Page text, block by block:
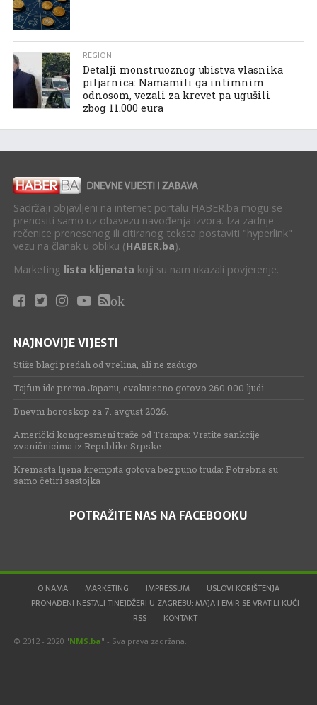
REGION
Detalji monstruoznog ubistva vlasnika
piljarnica: Namamili ga intimnim
odnosom, vezali za krevet pa ugušili
zbog 11.000 eura
Sadržaji objavljeni na internet portalu HABER.ba mogu se
prenositi samo uz obavezu navođenja izvora. Iza zadnje
rečenice prenesenog ili citiranog teksta postaviti "hyperlink"
vezu na članak u obliku (HABER.ba).
Marketing lista klijenata koji su nam ukazali povjerenje.
ok
NAJNOVIJE VIJESTI
Stiže blagi predah od vrelina, ali ne zadugo
Tajfun ide prema Japanu, evakuisano gotovo 260.000 ljudi
Dnevni horoskop za 7. avgust 2026.
Američki kongresmeni traže od Trampa: Vratite sankcije
zvaničnicima iz Republike Srpske
Kremasta lijena krempita gotova bez puno truda: Potrebna su
samo četiri sastojka
POTRAŽITE NAS NA FACEBOOKU
O NAMA MARKETING IMPRESSUM
USLOVI KORIŠTENJA
PRONAĐENI NESTALI TINEJDŽERI U ZAGREBU: MAJA I EMIR SE VRATILI KUĆI
RSS
KONTAKT
© 2012 - 2020 "NMS.ba" - Sva prava zadržana.